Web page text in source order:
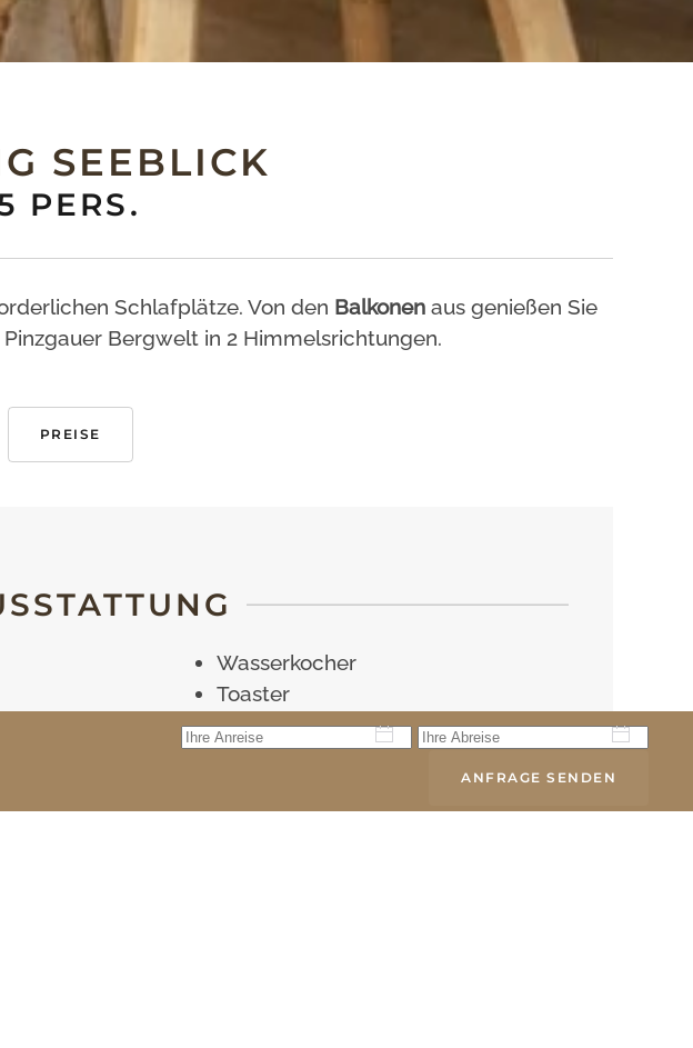
SEEBLICK
PERS.
Schlafplätze. Von den Balkonen aus genießen Sie
Bergwelt in 2 Himmelsrichtungen.
PREISE
Wasserkocher
Toaster
Eierkocher
Geschirr, Gläser, Besteck
Frottierwaren in Küche und Bad
Bettwäsche
ANFRAGE SENDEN